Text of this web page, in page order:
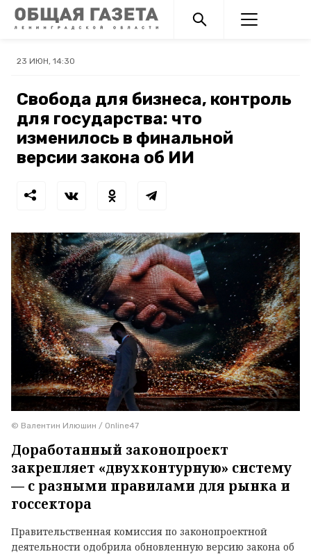
23 ИЮН, 14:30
Свобода для бизнеса, контроль
для государства: что
изменилось в финальной
версии закона об ИИ
© Валентин Илюшин / Online47
Доработанный законопроект
закрепляет «двухконтурную» систему
— с разными правилами для рынка и
госсектора
Правительственная комиссия по законопроектной
деятельности одобрила обновленную версию закона об